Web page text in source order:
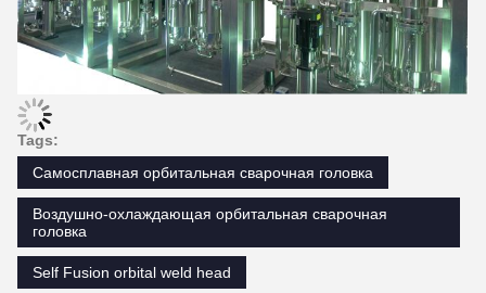
Tags:
Самосплавная орбитальная сварочная головка
Воздушно-охлаждающая орбитальная сварочная
головка
Self Fusion orbital weld head